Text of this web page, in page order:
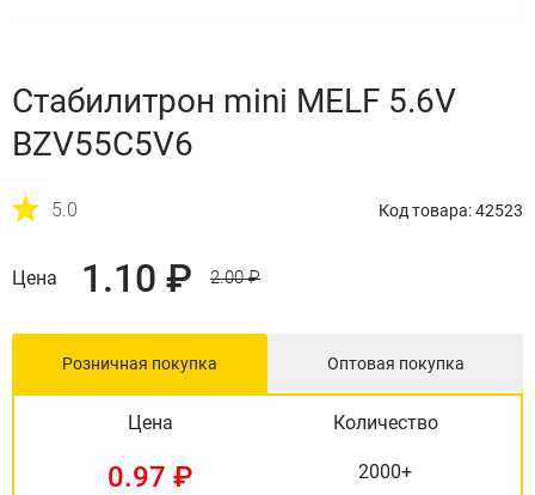
Стабилитрон mini MELF 5.6V
BZV55C5V6
5.0 Код товара: 42523
Цена 1.10 ₽ 2.00 ₽
Розничная покупка Оптовая покупка
Цена Количество
0.97 ₽ 2000+